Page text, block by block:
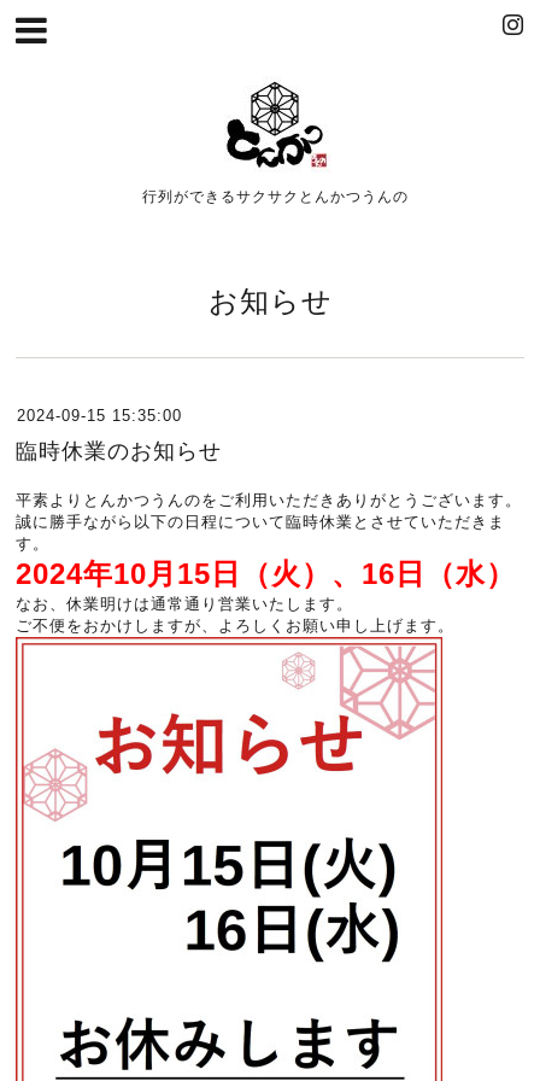
行列ができるサクサクとんかつうんの
お知らせ
2024-09-15 15:35:00
臨時休業のお知らせ
平素よりとんかつうんのをご利用いただきありがとうございます。
誠に勝手ながら以下の日程について臨時休業とさせていただきま
す。
2024年10月15日（火）、16日（水）
なお、休業明けは通常通り営業いたします。
ご不便をおかけしますが、よろしくお願い申し上げます。